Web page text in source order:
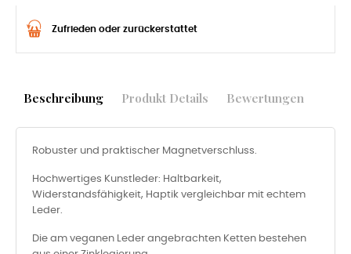
Zufrieden oder zurückerstattet
Beschreibung Produkt Details Bewertungen
Robuster und praktischer Magnetverschluss.
Hochwertiges Kunstleder: Haltbarkeit,
Widerstandsfähigkeit, Haptik vergleichbar mit echtem
Leder.
Die am veganen Leder angebrachten Ketten bestehen